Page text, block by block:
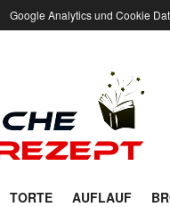
Google Analytics und Cookie
TORTE AUFLAUF